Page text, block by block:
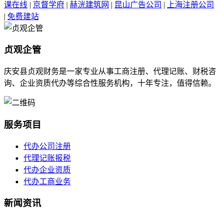
课在线 | 京督学府 | 赫洸建筑网 | 昆山广告公司 |
上海注册公司
| 免费建站
贞观企管
庆安县贞观财务是一家专业从事工商注册、代理记账、财税咨
询、企业资质代办等综合性服务机构，十年专注，值得信赖。
服务项目
代办公司注册
代理记账报税
代办企业资质
代办工商业务
新闻资讯